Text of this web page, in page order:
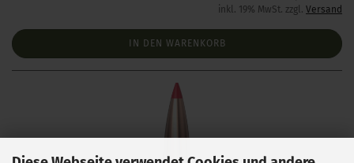
inkl. 19% MwSt. zzgl. Versand
IN DEN WARENKORB